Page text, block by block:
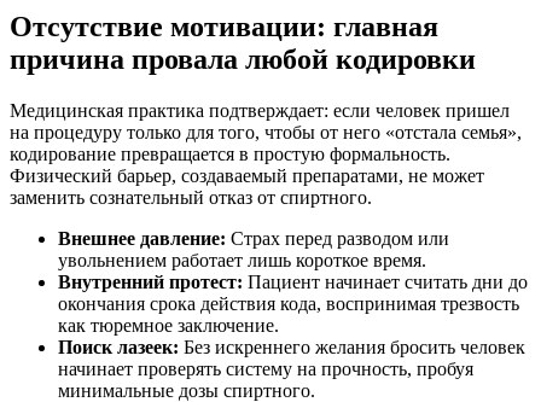
Отсутствие мотивации: главная
причина провала любой кодировки
Медицинская практика подтверждает: если человек пришел
на процедуру только для того, чтобы от него «отстала семья»,
кодирование превращается в простую формальность.
Физический барьер, создаваемый препаратами, не может
заменить сознательный отказ от спиртного.
Внешнее давление: Страх перед разводом или
увольнением работает лишь короткое время.
Внутренний протест: Пациент начинает считать дни до
окончания срока действия кода, воспринимая трезвость
как тюремное заключение.
Поиск лазеек: Без искреннего желания бросить человек
начинает проверять систему на прочность, пробуя
минимальные дозы спиртного.